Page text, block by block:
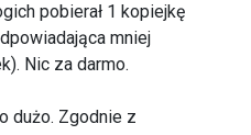
pobierał 1 kopiejkę
mniej
Nic za darmo.
dużo. Zgodnie z